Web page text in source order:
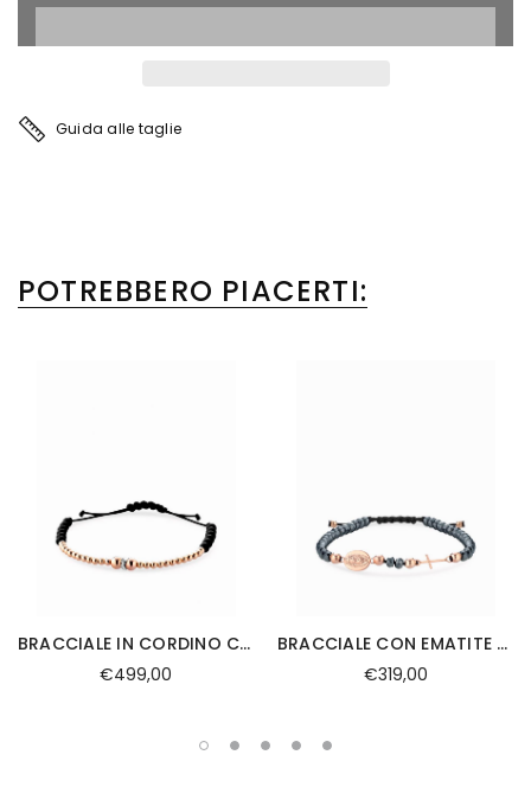
Guida alle taglie
POTREBBERO PIACERTI:
BRACCIALE IN CORDINO CON SFERE ORO ROSA,ONICE E RONDELLA CON DIAMANTI
€499,00
BRACCIALE CON EMATITE SFERE E ROSARIO IN ORO ROSA
€319,00